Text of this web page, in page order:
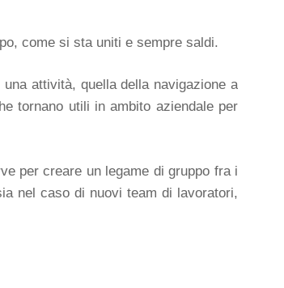
come si sta uniti e sempre saldi.
attività, quella della navigazione a
tornano utili in ambito aziendale per
per creare un legame di gruppo fra i
nel caso di nuovi team di lavoratori,